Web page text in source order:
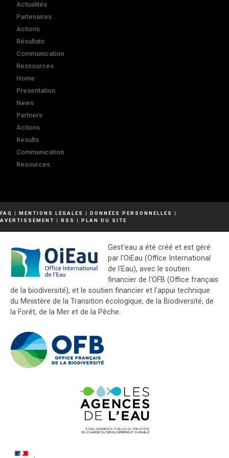
Actualités
Partenaires
Actions
Résultats
Communication
Ressources
Home
Presentation
News
Partners
Actions
Results
Communication
Resources
FAQ | MENTIONS LÉGALES | DONNÉES PERSONNELLES
|
AVERTISSEMENT | RSS | PLAN DU SITE
Gest'eau a été créé et est géré
par l'OiEau (Office International
de l'Eau), avec le soutien
financier de l'OFB (Office français
de la biodiversité), et le soutien financier et l'appui technique
du Ministère de la Transition écologique, de la Biodiversité, de
la Forêt, de la Mer et de la Pêche.